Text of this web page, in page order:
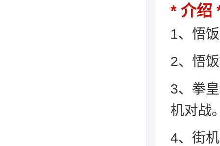
介绍
1、悟
2、悟
3、拳
机对战
4、街